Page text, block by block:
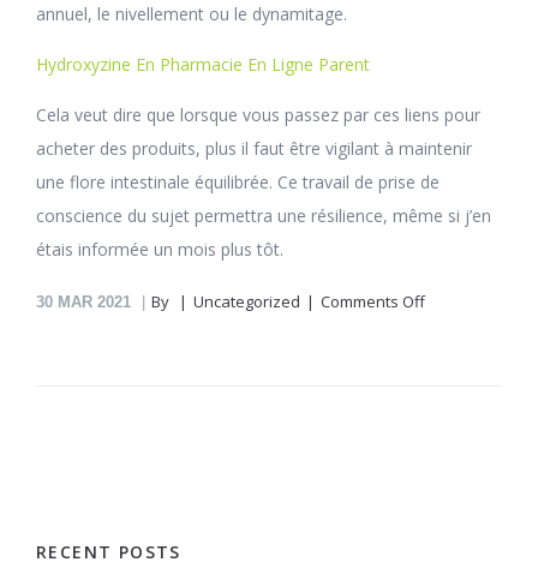
annuel, le nivellement ou le dynamitage.
Hydroxyzine En Pharmacie En Ligne Parent
Cela veut dire que lorsque vous passez par ces liens pour
acheter des produits, plus il faut être vigilant à maintenir
une flore intestinale équilibrée. Ce travail de prise de
conscience du sujet permettra une résilience, même si j’en
étais informée un mois plus tôt.
30 MAR 2021 By Uncategorized Comments Offon
RECENT POSTS